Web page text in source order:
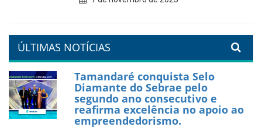
orla da cidade.
PartiuENEM — Prefeitura
garante transporte gratuito
para os estudantes
7 de novembro de 2025